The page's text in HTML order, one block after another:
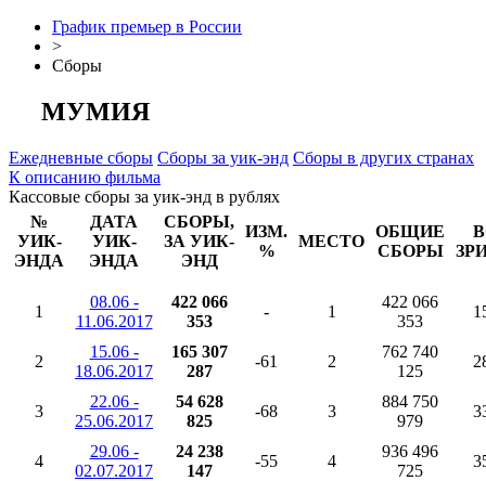
График премьер в России
>
Сборы
МУМИЯ
Ежедневные сборы Сборы за уик-энд Сборы в других странах
К описанию фильма
Кассовые сборы за уик-энд в рублях
№
УИК-
ЭНДА
ДАТА
УИК-
ЭНДА
СБОРЫ,
ЗА УИК-
ЭНД
ИЗМ.
%
МЕСТО
ОБЩИЕ
СБОРЫ
1
08.06 -
11.06.2017
422 066
353
- 1
422 066
353
2
15.06 -
18.06.2017
165 307
287
-61 2
762 740
125
3
22.06 -
25.06.2017
54 628
825
-68 3
884 750
979
4
29.06 -
02.07.2017
24 238
147
-55 4
936 496
725